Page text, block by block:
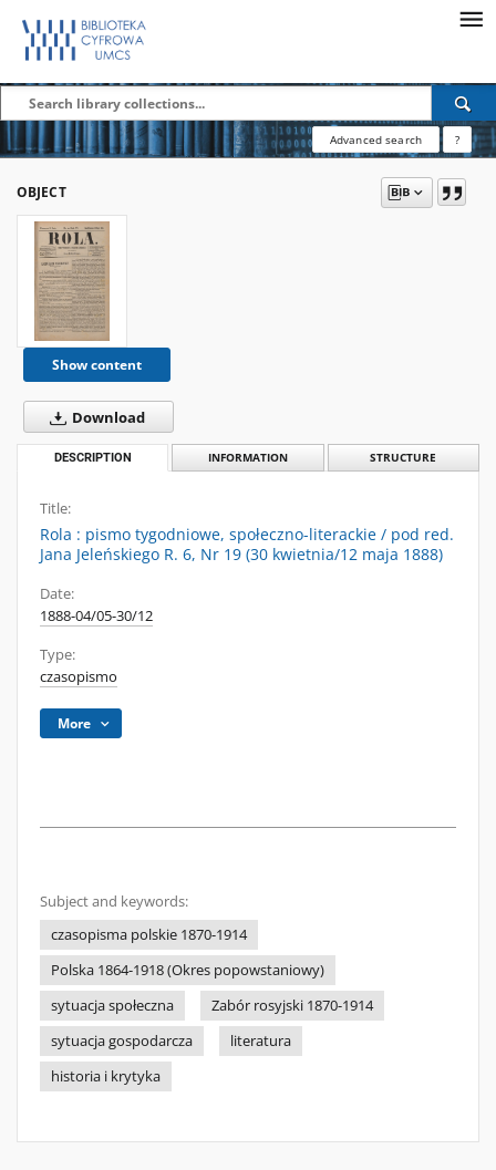
Advanced search ?
OBJECT
Show content
Download
DESCRIPTION INFORMATION STRUCTURE
Title:
Rola : pismo tygodniowe, społeczno-literackie / pod red.
Jana Jeleńskiego R. 6, Nr 19 (30 kwietnia/12 maja 1888)
Date:
1888-04/05-30/12
Type:
czasopismo
More
Subject and keywords:
czasopisma polskie 1870-1914
Polska 1864-1918 (Okres popowstaniowy)
sytuacja społeczna
Zabór rosyjski 1870-1914
sytuacja gospodarcza
literatura
historia i krytyka